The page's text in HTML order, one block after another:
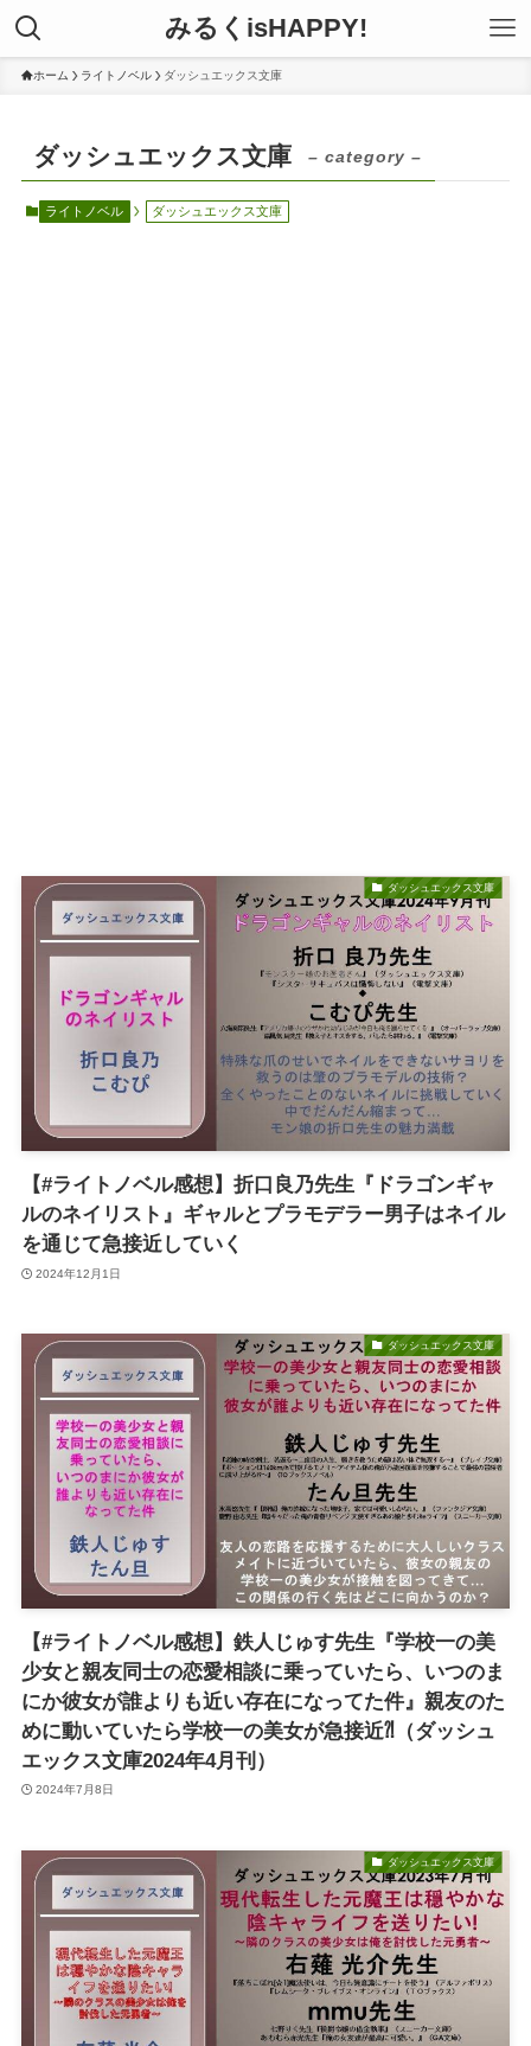
みるくisHAPPY!
ホーム ライトノベル ダッシュエックス文庫
ダッシュエックス文庫 – category –
ライトノベル ダッシュエックス文庫
ダッシュエックス文庫
【#ライトノベル感想】折口良乃先生『ドラゴンギャ
ルのネイリスト』ギャルとプラモデラー男子はネイル
を通じて急接近していく
2024年12月1日
ダッシュエックス文庫
【#ライトノベル感想】鉄人じゅす先生『学校一の美
少女と親友同士の恋愛相談に乗っていたら、いつのま
にか彼女が誰よりも近い存在になってた件』親友のた
めに動いていたら学校一の美女が急接近⁈（ダッシュ
エックス文庫2024年4月刊）
2024年7月8日
ダッシュエックス文庫